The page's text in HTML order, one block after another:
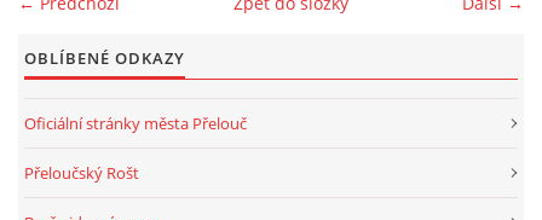
UKÁZKY
KE STAŽENÍ
OBLÍBENÉ ODKAZY
Oficiální stránky města Přelouč
Přeloučský Rošt